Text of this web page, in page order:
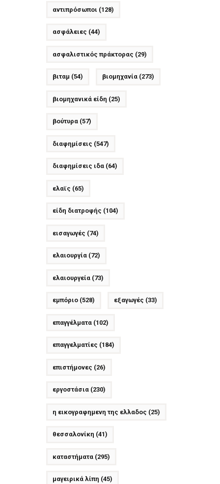
αντιπρόσωποι (128)
ασφάλειες (44)
ασφαλιστικός πράκτορας (29)
βιταμ (54) βιομηχανία(273)
βιομηχανικά είδη (25)
βούτυρα(57)
διαφημίσεις (547)
διαφημίσεις ιδα(64)
ελαϊς (65)
είδη διατροφής (104)
εισαγωγές (74)
ελαιουργία(72)
ελαιουργεία(73)
εμπόριο(528) εξαγωγές (33)
επαγγέλματα(102)
επαγγελματίες (184)
επιστήμονες (26)
εργοστάσια(230)
η εικογραφημενη της ελλαδος (25)
θεσσαλονίκη (41)
καταστήματα(295)
μαγειρικά λίπη (45)